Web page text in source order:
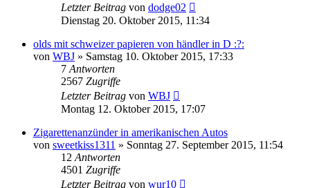
Letzter Beitrag von dodge02
Dienstag 20. Oktober 2015, 11:34
olds mit schweizer papieren von händler in D :?:
von WBJ » Samstag 10. Oktober 2015, 17:33
7 Antworten
2567 Zugriffe
Letzter Beitrag von WBJ
Montag 12. Oktober 2015, 17:07
Zigarettenanzünder in amerikanischen Autos
von sweetkiss1311 » Sonntag 27. September 2015, 11:54
12 Antworten
4501 Zugriffe
Letzter Beitrag von wur10